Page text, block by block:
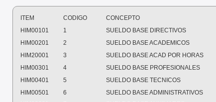
ITEM CODIGO
CONCEPTO
HIM00101
1
SUELDO BASE DIRECTIVOS
HIM00201
2
SUELDO BASE ACADEMICOS
HIM20001
3
SUELDO BASE ACAD POR HORAS
HIM00301
4
SUELDO BASE PROFESIONALES
HIM00401
5
SUELDO BASE TECNICOS
HIM00501
6
SUELDO BASE ADMINISTRATIVOS